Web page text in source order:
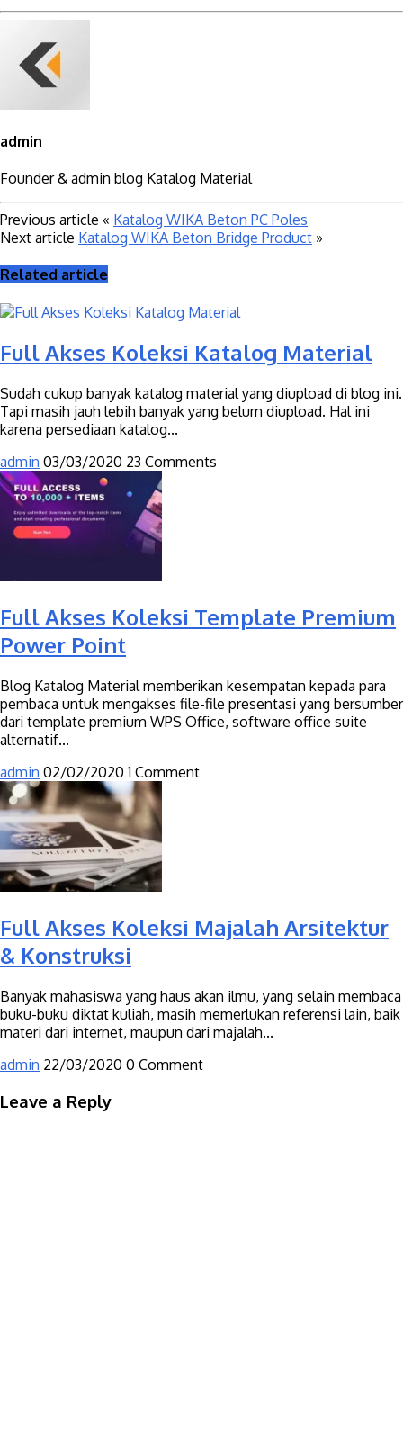
admin
Founder & admin blog Katalog Material
Previous article « Katalog WIKA Beton PC Poles
Next article Katalog WIKA Beton Bridge Product »
Related article
Full Akses Koleksi Katalog Material
Sudah cukup banyak katalog material yang diupload di blog ini.
Tapi masih jauh lebih banyak yang belum diupload. Hal ini
karena persediaan katalog...
admin 03/03/2020 23 Comments
Full Akses Koleksi Template Premium
Power Point
Blog Katalog Material memberikan kesempatan kepada para
pembaca untuk mengakses file-file presentasi yang bersumber
dari template premium WPS Office, software office suite
alternatif...
admin 02/02/2020 1 Comment
Full Akses Koleksi Majalah Arsitektur
& Konstruksi
Banyak mahasiswa yang haus akan ilmu, yang selain membaca
buku-buku diktat kuliah, masih memerlukan referensi lain, baik
materi dari internet, maupun dari majalah...
admin 22/03/2020 0 Comment
Leave a Reply